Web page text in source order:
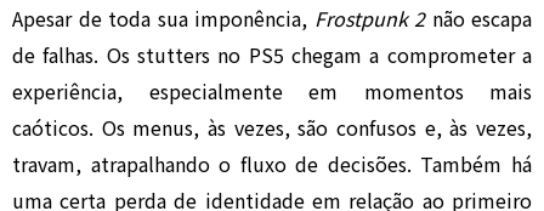
Apesar de toda sua imponência, Frostpunk 2não escapa
de falhas. Os stutters no PS5 chegam a comprometer a
experiência, especialmente em momentos mais
caóticos. Os menus, às vezes, são confusos e, às vezes,
travam, atrapalhando o fluxo de decisões. Também há
uma certa perda de identidade em relação ao primeiro